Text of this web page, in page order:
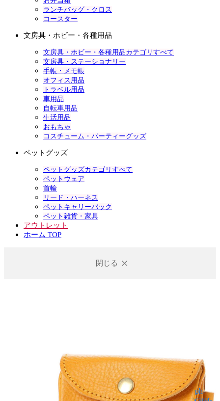
ランチバッグ・クロス
コースター
文房具・ホビー・各種用品
文房具・ホビー・各種用品カテゴリすべて
文房具・ステーショナリー
手帳・メモ帳
オフィス用品
トラベル用品
車用品
自転車用品
生活用品
おもちゃ
コスチューム・パーティーグッズ
ペットグッズ
ペットグッズカテゴリすべて
ペットウェア
首輪
リード・ハーネス
ペットキャリーバック
ペット雑貨・家具
アウトレット
ホーム TOP
閉じる